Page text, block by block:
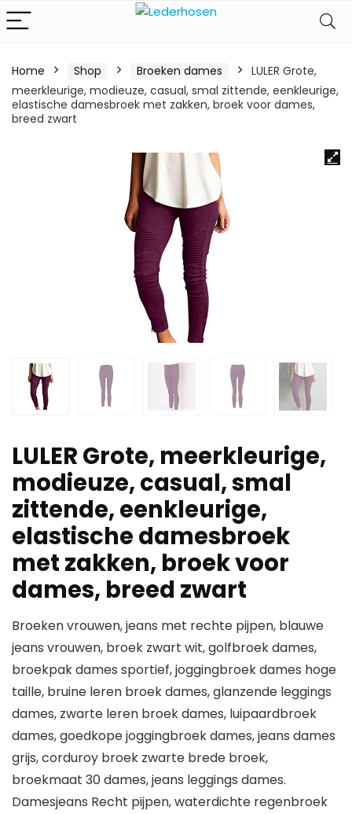
Home Shop Broeken dames
LULER Grote,
meerkleurige, modieuze, casual, smal zittende, eenkleurige,
elastische damesbroek met zakken, broek voor dames,
breed zwart
LULER Grote, meerkleurige,
modieuze, casual, smal
zittende, eenkleurige,
elastische damesbroek
met zakken, broek voor
dames, breed zwart
Broeken vrouwen, jeans met rechte pijpen, blauwe
jeans vrouwen, broek zwart wit, golfbroek dames,
broekpak dames sportief, joggingbroek dames hoge
taille, bruine leren broek dames, glanzende leggings
dames, zwarte leren broek dames, luipaardbroek
dames, goedkope joggingbroek dames, jeans dames
grijs, corduroy broek zwarte brede broek,
broekmaat 30 dames, jeans leggings dames.
Damesjeans Recht pijpen, waterdichte regenbroek